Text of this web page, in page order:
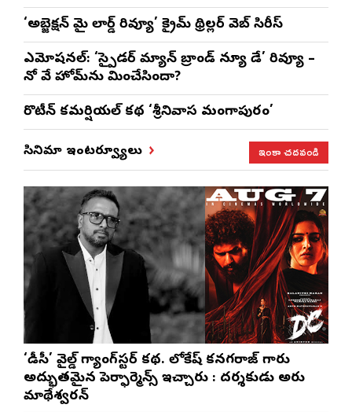
‘అబ్జెక్ష‌న్ మై లార్డ్ రివ్యూ’ క్రైమ్ థ్రిల్ల‌ర్ వెబ్ సిరీస్
ఎమోష‌న‌ల్‌: ‘స్పైడర్ మ్యాన్ బ్రాండ్ న్యూ డే’ రివ్యూ –
నో వే హోమ్‌ను మించేసిందా?
రొటీన్‌ కమర్షియల్‌ కథ ‘శ్రీనివాస మంగాపురం’
సినిమా ఇంటర్వ్యూలు ఇంకా చదవండి
‘డీసీ’ వైల్డ్ గ్యాంగ్‌స్టర్ కథ. లోకేష్ కనగరాజ్ గారు
అద్భుతమైన పెర్ఫార్మెన్స్ ఇచ్చారు : దర్శకుడు అరుణ్
మాథేశ్వరన్